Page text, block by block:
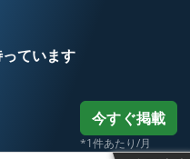
ています
今すぐ掲載
*1件あたり/月